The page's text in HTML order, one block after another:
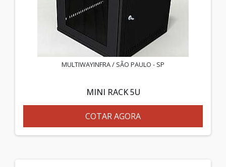
MULTIWAYINFRA / SÃO PAULO - SP
MINI RACK 5U
COTAR AGORA